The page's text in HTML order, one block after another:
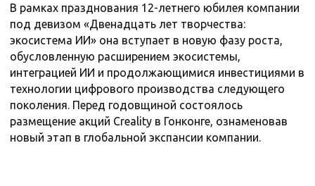
В рамках празднования 12-летнего юбилея компании
под девизом «Двенадцать лет творчества:
экосистема ИИ» она вступает в новую фазу роста,
обусловленную расширением экосистемы,
интеграцией ИИ и продолжающимися инвестициями в
технологии цифрового производства следующего
поколения. Перед годовщиной состоялось
размещение акций Creality в Гонконге, ознаменовав
новый этап в глобальной экспансии компании.